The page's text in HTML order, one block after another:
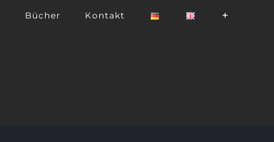
Bücher Kontakt